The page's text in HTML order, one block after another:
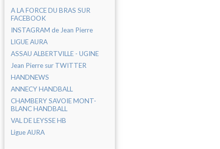
A LA FORCE DU BRAS SUR
FACEBOOK
INSTAGRAM de Jean Pierre
LIGUE AURA
ASSAU ALBERTVILLE - UGINE
Jean Pierre sur TWITTER
HANDNEWS
ANNECY HANDBALL
CHAMBERY SAVOIE MONT-
BLANC HANDBALL
VAL DE LEYSSE HB
Ligue AURA